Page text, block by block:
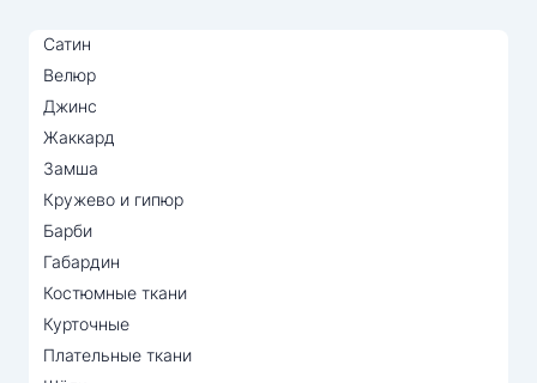
Сатин
Велюр
Джинс
Жаккард
Замша
Кружево и гипюр
Барби
Габардин
Костюмные ткани
Курточные
Плательные ткани